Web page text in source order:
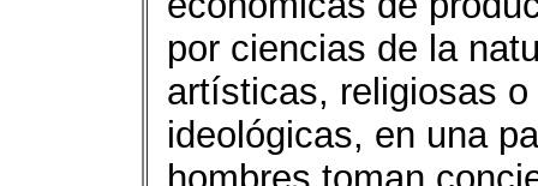
por ciencias de la
artísticas, religiosas
ideológicas, en una